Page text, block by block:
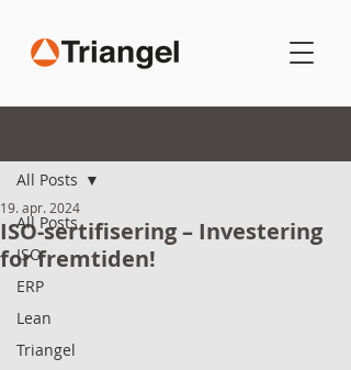
All Posts
ISO
ERP
Lean
Triangel
All Posts
ISO-sertifisering – Investering
for fremtiden!
19. apr. 2024